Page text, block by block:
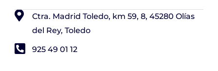
Ctra. Madrid Toledo, km 59, 8, 45280 Olías
del Rey, Toledo
925 49 01 12